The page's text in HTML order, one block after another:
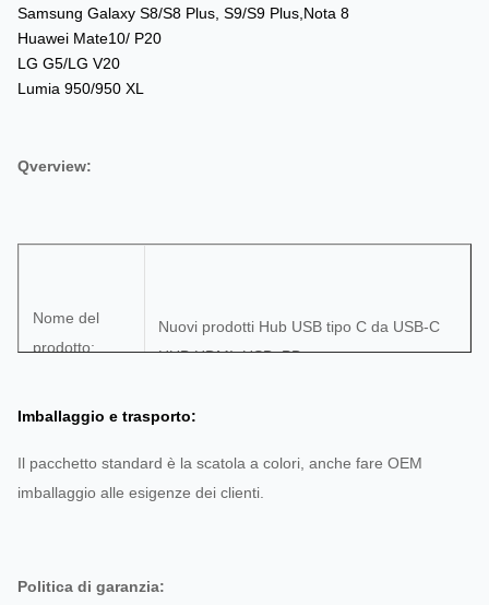
Samsung Galaxy S8/S8 Plus, S9/S9 Plus,Nota 8
Huawei Mate10/ P20
LG G5/LG V20
Lumia 950/950 XL
Qverview:
Nome del
prodotto:
Nuovi prodotti Hub USB tipo C da USB-C
HUB HDMI+USB+PD
Modello di
Imballaggio e trasporto:
Il pacchetto standard è la scatola a colori, anche fare OEM
imballaggio alle esigenze dei clienti.
Politica di garanzia: